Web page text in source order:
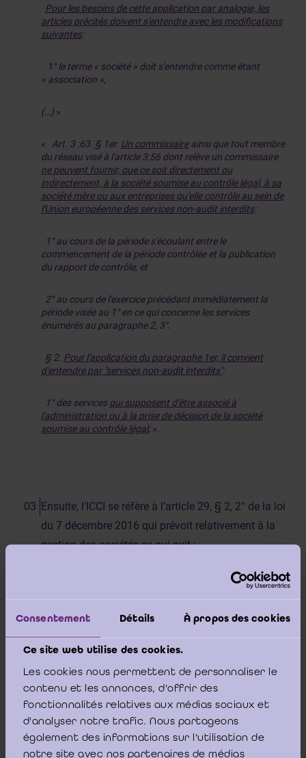
Consentement Détails À propos des cookies
Ce site web utilise des cookies.
Les cookies nous permettent de personnaliser le
contenu et les annonces, d'offrir des
fonctionnalités relatives aux médias sociaux et
d'analyser notre trafic. Nous partageons
également des informations sur l'utilisation de
notre site avec nos partenaires de médias
Pour les besoins de cette application par analogie, les
articles précités doivent s'entendre avec les modifications
suivantes:
1° le terme « société » doit s'entendre comme étant
« association »;
(…) »
« Art. 3 :63. § 1er. Un commissaireainsi que tout membre
du réseau visé à l'article 3:56 dont relève un commissaire
ne peuvent fournir, que ce soit directement ou
indirectement, à la société soumise au contrôle légal, à sa
société mère ou aux entreprises qu'elle contrôle au sein de
l'Union européenne des services non-audit interdits:
1° au cours de la période s'écoulant entre le
commencement de la période contrôlée et la publication
du rapport de contrôle; et
2° au cours de l'exercice précédant immédiatement la
période visée au 1° en ce qui concerne les services
énumérés au paragraphe 2, 3°.
§ 2. Pour l'application du paragraphe 1er, il convient
d'entendre par "services non-audit interdits":
1° des servicesqui supposent d'être associé à
l'administration ou à la prise de décision de la société
soumise au contrôle légal;».
Ensuite, l’ICCI se réfère à l’article 29, § 2, 2° de la loi
du 7 décembre 2016 qui prévoit relativement à la
gestion des sociétés ce qui suit :
exercer une activité commerciale directement ou
indirectement,entre autresen qualité d’administrateur
incompatibilité l’exercice d’un mandat d’administrateur
dans des sociétés civiles à forme commerciale ;
(…).»
Selon l’avis 2021/13 du Conseil de l’IRE ( ), poser des